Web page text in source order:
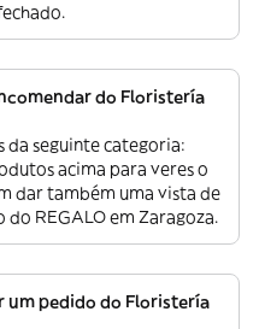
do Floristería
seguinte categoria:
acima para veres o
dar também uma vista de
REGALO em Zaragoza.
um pedido do Floristería